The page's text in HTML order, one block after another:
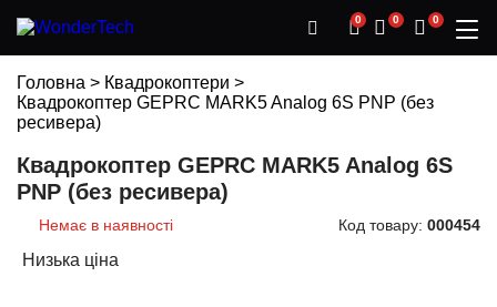
0 0 0
Головна > Квадрокоптери >
Квадрокоптер GEPRC MARK5 Analog 6S PNP (без
ресивера)
Квадрокоптер GEPRC MARK5 Analog 6S
PNP (без ресивера)
Немає в наявності Код товару: 000454
Низька ціна